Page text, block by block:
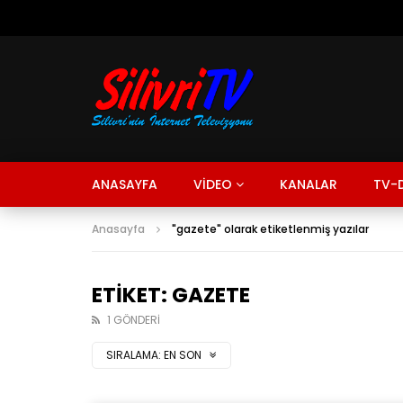
ANASAYFA VİDEO KANALAR TV-
Anasayfa "gazete" olarak etiketlenmiş yazılar
ETIKET: GAZETE
1 GÖNDERI
SIRALAMA: EN SON